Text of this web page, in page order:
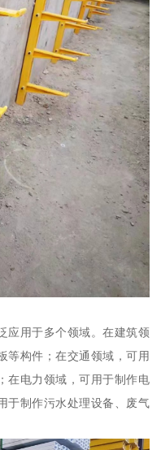
应用于多个领域。在建筑领
等构件；在交通领域，可用
在电力领域，可用于制作电
于制作污水处理设备、废气